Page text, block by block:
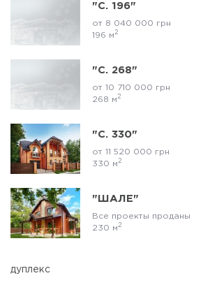
"С. 196"
от 8 040 000 грн
196 м 2
"С. 268"
от 10 710 000 грн
268 м 2
"С. 330"
от 11 520 000 грн
330 м 2
"ШАЛЕ"
Все проекты проданы
230 м 2
дуплекс